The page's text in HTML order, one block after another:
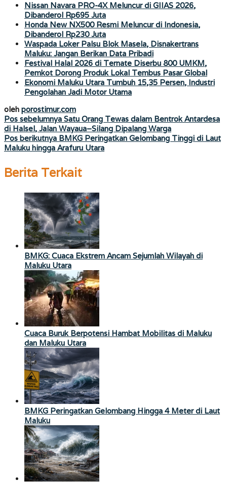
Nissan Navara PRO-4X Meluncur di GIIAS 2026,
Dibanderol Rp695 Juta
Honda New NX500 Resmi Meluncur di Indonesia,
Dibanderol Rp230 Juta
Waspada Loker Palsu Blok Masela, Disnakertrans
Maluku: Jangan Berikan Data Pribadi
Festival Halal 2026 di Ternate Diserbu 800 UMKM,
Pemkot Dorong Produk Lokal Tembus Pasar Global
Ekonomi Maluku Utara Tumbuh 15,35 Persen, Industri
Pengolahan Jadi Motor Utama
oleh porostimur.com
Navigasi
pos
Pos sebelumnya Satu Orang Tewas dalam Bentrok Antardesa
di Halsel, Jalan Wayaua–Silang Dipalang Warga
Pos berikutnya BMKG Peringatkan Gelombang Tinggi di Laut
Maluku hingga Arafuru Utara
Berita Terkait
BMKG: Cuaca Ekstrem Ancam Sejumlah Wilayah di
Maluku Utara
Cuaca Buruk Berpotensi Hambat Mobilitas di Maluku
dan Maluku Utara
BMKG Peringatkan Gelombang Hingga 4 Meter di Laut
Maluku